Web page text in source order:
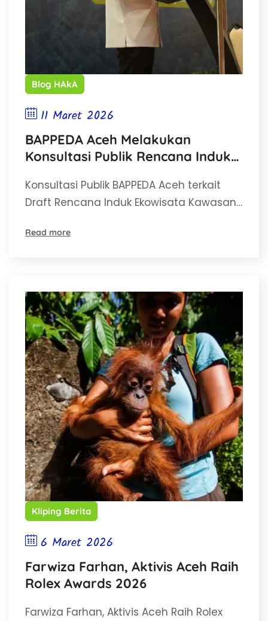
Blog HAkA
11 Maret 2026
BAPPEDA Aceh Melakukan
Konsultasi Publik Rencana Induk
Leuser
Konsultasi Publik BAPPEDA Aceh terkait
Draft Rencana Induk Ekowisata Kawasan…
Read more
Kliping Berita
6 Maret 2026
Farwiza Farhan, Aktivis Aceh Raih
Rolex Awards 2026
Farwiza Farhan, Aktivis Aceh Raih Rolex